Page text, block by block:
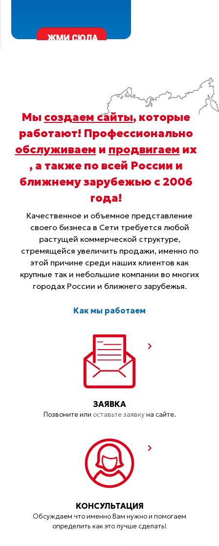
Мы создаем сайты, которые
работают! Профессионально
обслуживаем и продвигаем их
, а также по всей России и
ближнему зарубежью с 2006
года!
Качественное и объемное представление
своего бизнеса в Сети требуется любой
растущей коммерческой структуре,
стремящейся увеличить продажи, именно по
этой причине среди наших клиентов как
крупные так и небольшие компании во многих
городах России и ближнего зарубежья.
Как мы работаем
ЗАЯВКА
Позвоните или оставьте заявкуна сайте.
КОНСУЛЬТАЦИЯ
Обсуждаем что именно Вам нужно и помогаем
определить как это лучше сделать!